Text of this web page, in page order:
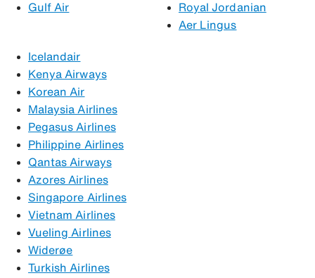
Gulf Air
Royal Jordanian
Aer Lingus
Icelandair
Kenya Airways
Korean Air
Malaysia Airlines
Pegasus Airlines
Philippine Airlines
Qantas Airways
Azores Airlines
Singapore Airlines
Vietnam Airlines
Vueling Airlines
Widerøe
Turkish Airlines